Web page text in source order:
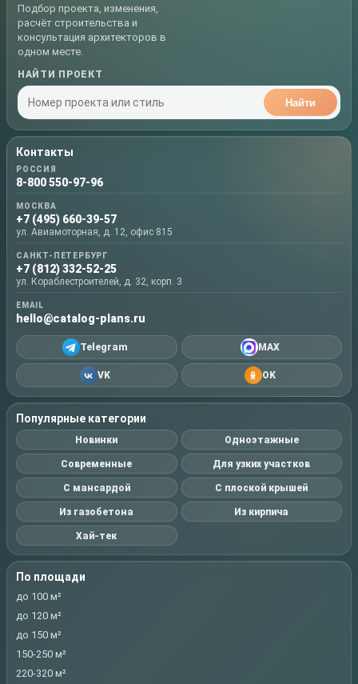
Подбор проекта, изменения,
расчёт строительства и
консультация архитекторов в
одном месте.
НАЙТИ ПРОЕКТ
Найти
Контакты
РОССИЯ
8-800 550-97-96
МОСКВА
+7 (495) 660-39-57
ул. Авиамоторная, д. 12, офис 815
САНКТ-ПЕТЕРБУРГ
+7 (812) 332-52-25
ул. Кораблестроителей, д. 32, корп. 3
EMAIL
hello@catalog-plans.ru
Telegram MAX
VK OK
Популярные категории
Новинки Одноэтажные
Современные Для узких участков
С мансардой С плоской крышей
Из газобетона Из кирпича
Хай-тек
По площади
до 100 м²
до 120 м²
до 150 м²
150-250 м²
220-320 м²